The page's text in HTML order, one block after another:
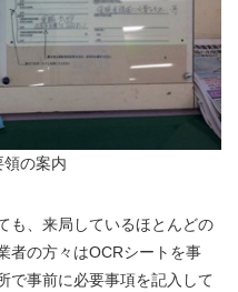
の案内
も、来局しているほとんどの
者の方々はOCRシートを事
で事前に必要事項を記入して